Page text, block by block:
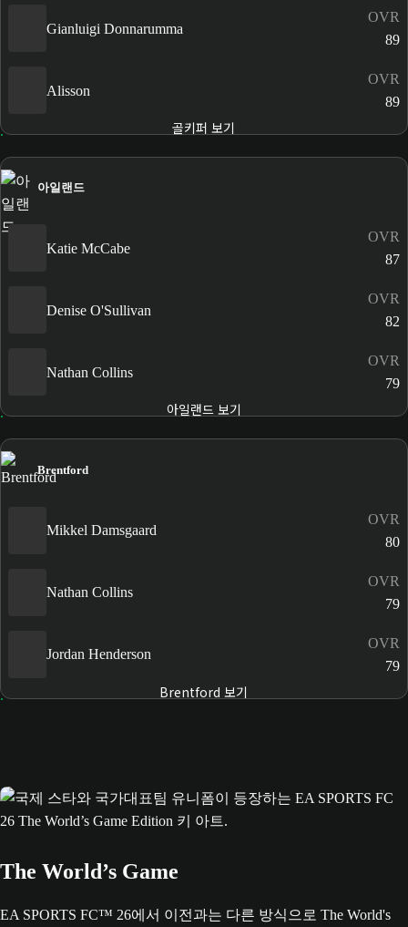
Gianluigi Donnarumma
OVR
89
Alisson
OVR
89
골키퍼 보기
아일랜드
Katie McCabe
OVR
87
Denise O'Sullivan
OVR
82
Nathan Collins
OVR
79
아일랜드 보기
Brentford
Mikkel Damsgaard
OVR
80
Nathan Collins
OVR
79
Jordan Henderson
OVR
79
Brentford 보기
The World’s Game
EA SPORTS FC™ 26에서 이전과는 다른 방식으로 The World's